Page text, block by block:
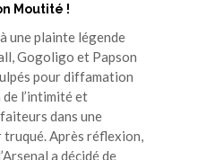
Moutité !
plainte légende
Gogoligo et Papson
pour diffamation
l’intimité et
dans une
Après réflexion,
a décidé de